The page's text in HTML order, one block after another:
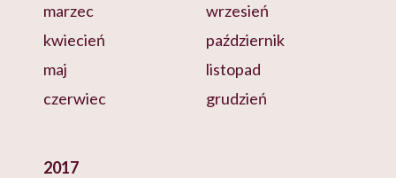
marzec
kwiecień
maj
czerwiec
wrzesień
październik
listopad
grudzień
2017